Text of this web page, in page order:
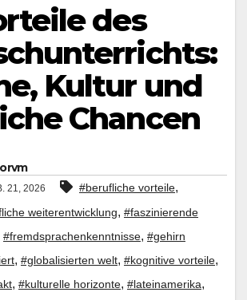
des
Kultur und
Chancen
21, 2026 #berufliche vorteile,
weiterentwicklung, #faszinierende
#fremdsprachenkenntnisse, #gehirn
, #globalisierten welt, #kognitive vorteile,
, #kulturelle horizonte, #lateinamerika,